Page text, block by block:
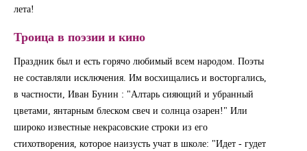
лета!
Троица в поэзии и кино
Праздник был и есть горячо любимый всем народом. Поэты
не составляли исключения. Им восхищались и восторгались,
в частности, Иван Бунин : "Алтарь сияющий и убранный
цветами, янтарным блеском свеч и солнца озарен!" Или
широко известные некрасовские строки из его
стихотворения, которое наизусть учат в школе: "Идет - гудет